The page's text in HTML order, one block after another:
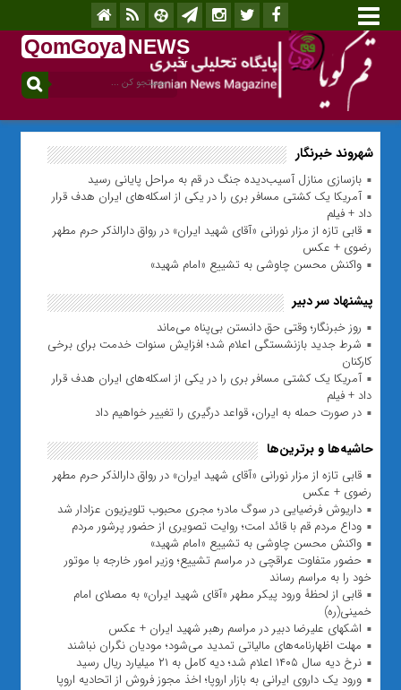
QomGoya NEWS
.ir
شهروند خبرنگار
بازسازی منازل آسیب‌دیده جنگ در قم به مراحل پایانی رسید
آمریکا یک کشتی مسافر بری را در یکی از اسکله‌های ایران هدف قرار
داد + فیلم
قابی تازه از مزار نورانی «آقای شهید ایران» در رواق دارالذکر حرم مطهر
رضوی + عکس
واکنش محسن چاوشی به تشییع «امام شهید»
پیشنهاد سر دبیر
روز خبرنگار؛ وقتی حق دانستن بی‌پناه می‌ماند
شرط جدید بازنشستگی اعلام شد؛ افزایش سنوات خدمت برای برخی
کارکنان
آمریکا یک کشتی مسافر بری را در یکی از اسکله‌های ایران هدف قرار
داد + فیلم
در صورت حمله به ایران، قواعد درگیری را تغییر خواهیم داد
حاشیه‌ها و برترین‌ها
قابی تازه از مزار نورانی «آقای شهید ایران» در رواق دارالذکر حرم مطهر
رضوی + عکس
داریوش فرضیایی در سوگ مادر؛ مجری محبوب تلویزیون عزادار شد
وداع مردم قم با قائد امت؛ روایت تصویری از حضور پرشور مردم
واکنش محسن چاوشی به تشییع «امام شهید»
حضور متفاوت عراقچی در مراسم تشییع؛ وزیر امور خارجه با موتور
خود را به مراسم رساند
قابی از لحظۀ ورود پیکر مطهر «آقای شهید ایران» به مصلای امام
خمینی(ره)
اشکهای علیرضا دبیر در مراسم رهبر شهید ایران + عکس
مهلت اظهارنامه‌های مالیاتی تمدید می‌شود؛ مودیان نگران نباشند
نرخ دیه سال ۱۴۰۵ اعلام شد؛ دیه کامل به ۲۱ میلیارد ریال رسید
ورود یک داروی ایرانی به بازار اروپا؛ اخذ مجوز فروش از اتحادیه اروپا